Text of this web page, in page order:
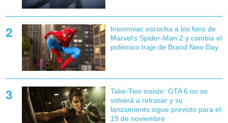
Insomniac escucha a los fans de
Marvel's Spider-Man 2 y cambia el
polémico traje de Brand New Day
Take-Two insiste: GTA 6 no se
volverá a retrasar y su
lanzamiento sigue previsto para el
19 de noviembre